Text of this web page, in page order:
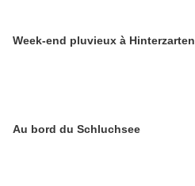
Week-end pluvieux à Hinterzarten
Au bord du Schluchsee